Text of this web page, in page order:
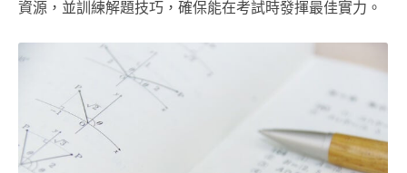
資源，並訓練解題技巧，確保能在考試時發揮最佳實力。